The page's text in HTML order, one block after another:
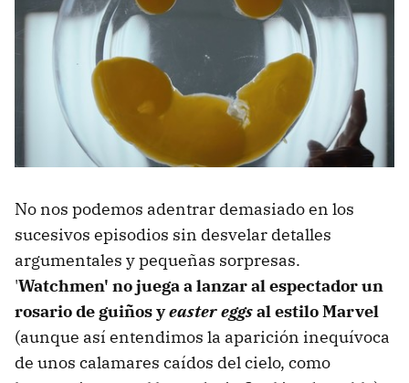
No nos podemos adentrar demasiado en los
sucesivos episodios sin desvelar detalles
argumentales y pequeñas sorpresas.
'Watchmen' no juega a lanzar al espectador un
rosario de guiños yeaster eggsal estilo Marvel
(aunque así entendimos la aparición inequívoca
de unos calamares caídos del cielo, como